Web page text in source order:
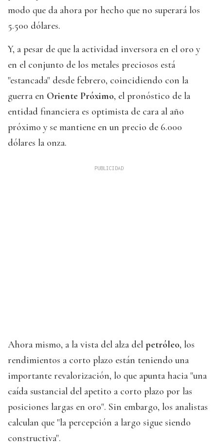
modo que da ahora por hecho que no superará los
5.500 dólares.
Y, a pesar de que la actividad inversora en el oro y
en el conjunto de los metales preciosos está
"estancada" desde febrero, coincidiendo con la
guerra en Oriente Próximo, el pronóstico de la
entidad financiera es optimista de cara al año
próximo y se mantiene en un precio de 6.000
dólares la onza.
Ahora mismo, a la vista del alza del petróleo, los
rendimientos a corto plazo están teniendo una
importante revalorización, lo que apunta hacia "una
caída sustancial del apetito a corto plazo por las
posiciones largas en oro". Sin embargo, los analistas
calculan que "la percepción a largo sigue siendo
constructiva".